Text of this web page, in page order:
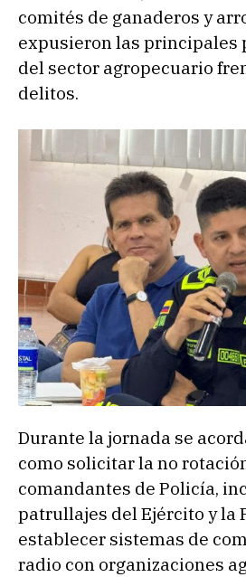
comités de ganaderos y
expusieron las principales
del sector agropecuario
delitos.
Durante la jornada se
como solicitar la no
comandantes de Policía,
patrullajes del Ejército y la
establecer sistemas de
radio con organizaciones